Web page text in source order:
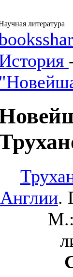
литература
Англии.
М.: